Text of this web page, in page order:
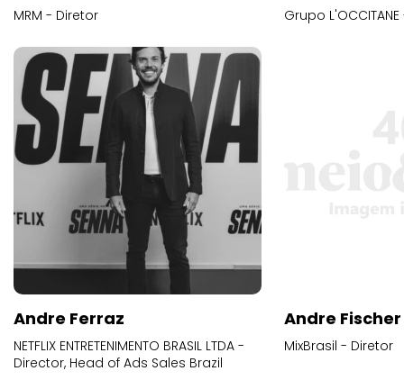
MRM - Diretor Grupo
Andre Ferraz
NETFLIX ENTRETENIMENTO BRASIL LTDA -
Director, Head of Ads Sales Brazil
Andre Fischer
MixBrasil - Diretor